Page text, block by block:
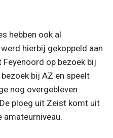
hebben ook al
hierbij gekoppeld aan
Feyenoord op bezoek bij
bij AZ en speelt
nog overgebleven
ploeg uit Zeist komt uit
amateurniveau.